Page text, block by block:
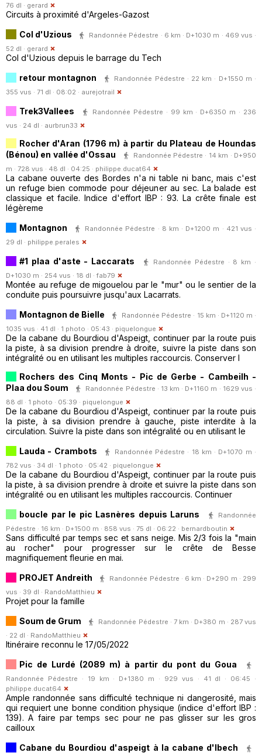
76 dl · gerard
Circuits à proximité d'Argeles-Gazost
Col d'Uzious
Randonnée Pédestre · 6 km · D+1030 m · 469 vus ·
52 dl · gerard
Col d'Uzious depuis le barrage du Tech
retour montagnon
Randonnée Pédestre · 22 km · D+1550 m ·
355 vus · 71 dl · 08:02 · aurejotrail
Trek3Vallees
Randonnée Pédestre · 99 km · D+6350 m · 236
vus · 24 dl · aurbrun33
Rocher d'Aran (1796 m) à partir du Plateau de Houndas
(Bénou) en vallée d'Ossau
Randonnée Pédestre · 14 km · D+950
m · 728 vus · 48 dl · 04:25 · philippe.ducat64
La cabane ouverte des Bordes n'a ni table ni banc, mais c'est
un refuge bien commode pour déjeuner au sec. La balade est
classique et facile. Indice d'effort IBP : 93. La crête finale est
légèreme
Montagnon
Randonnée Pédestre · 8 km · D+1200 m · 421 vus ·
29 dl · philippe.perales
#1 plaa d'aste - Laccarats
Randonnée Pédestre · 8 km ·
D+1030 m · 254 vus · 18 dl · fab79
Montée au refuge de migouelou par le "mur" ou le sentier de la
conduite puis poursuivre jusqu'aux Lacarrats.
Montagnon de Bielle
Randonnée Pédestre · 15 km · D+1120 m ·
1035 vus · 41 dl · 1 photo · 05:43 · piquelongue
De la cabane du Bourdiou d'Aspeigt, continuer par la route puis
la piste, à sa division prendre à droite, suivre la piste dans son
intégralité ou en utilisant les multiples raccourcis. Conserver l
Rochers des Cinq Monts - Pic de Gerbe - Cambeilh -
Plaa dou Soum
Randonnée Pédestre · 13 km · D+1160 m · 1629 vus ·
88 dl · 1 photo · 05:39 · piquelongue
De la cabane du Bourdiou d'Aspeigt, continuer par la route puis
la piste, à sa division prendre à gauche, piste interdite à la
circulation. Suivre la piste dans son intégralité ou en utilisant le
Lauda - Crambots
Randonnée Pédestre · 18 km · D+1070 m ·
782 vus · 34 dl · 1 photo · 05:42 · piquelongue
De la cabane du Bourdiou d'Aspeigt, continuer par la route puis
la piste, à sa division prendre à droite et suivre la piste dans son
intégralité ou en utilisant les multiples raccourcis. Continuer
boucle par le pic Lasnères depuis Laruns
Randonnée
Pédestre · 16 km · D+1500 m · 858 vus · 75 dl · 06:22 · bernardboutin
Sans difficulté par temps sec et sans neige. Mis 2/3 fois la "main
au rocher" pour progresser sur le crête de Besse
magnifiquement fleurie en mai.
PROJET Andreith
Randonnée Pédestre · 6 km · D+290 m · 299
vus · 39 dl · RandoMatthieu
Projet pour la famille
Soum de Grum
Randonnée Pédestre · 7 km · D+380 m · 287 vus
· 22 dl · RandoMatthieu
Itinéraire reconnu le 17/05/2022
Pic de Lurdé (2089 m) à partir du pont du Goua
Randonnée Pédestre · 19 km · D+1380 m · 929 vus · 41 dl · 06:45 ·
philippe.ducat64
Ample randonnée sans difficulté technique ni dangerosité, mais
qui requiert une bonne condition physique (indice d'effort IBP :
139). A faire par temps sec pour ne pas glisser sur les gros
cailloux
Cabane du Bourdiou d'aspeigt à la cabane d'Ibech